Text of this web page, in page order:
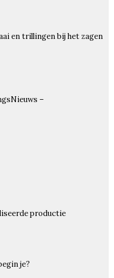
en trillingen bij het zagen
–
productie
je?